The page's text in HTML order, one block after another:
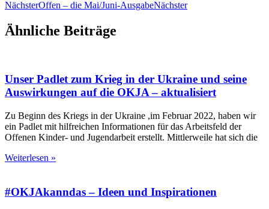
NächsterOffen – die Mai/Juni-AusgabeNächster
Ähnliche Beiträge
Unser Padlet zum Krieg in der Ukraine und seine
Auswirkungen auf die OKJA – aktualisiert
Zu Beginn des Kriegs in der Ukraine ,im Februar 2022, haben wir
ein Padlet mit hilfreichen Informationen für das Arbeitsfeld der
Offenen Kinder- und Jugendarbeit erstellt. Mittlerweile hat sich die
Weiterlesen »
#OKJAkanndas – Ideen und Inspirationen